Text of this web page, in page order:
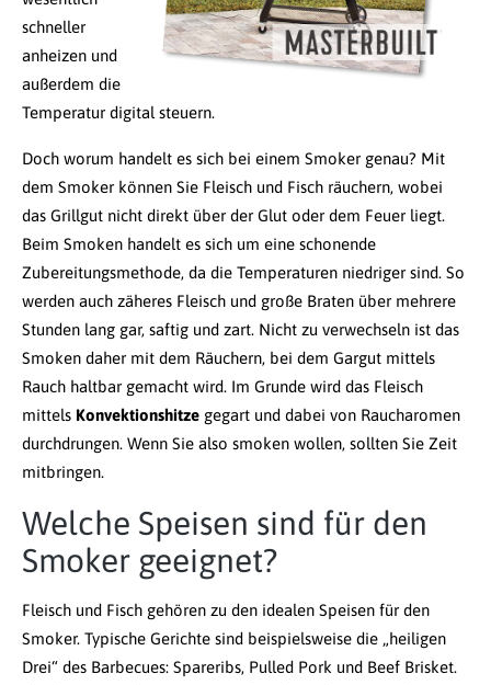
schneller
anheizen und
außerdem die
Temperatur digital steuern.
Doch worum handelt es sich bei einem Smoker genau? Mit
dem Smoker können Sie Fleisch und Fisch räuchern, wobei
das Grillgut nicht direkt über der Glut oder dem Feuer liegt.
Beim Smoken handelt es sich um eine schonende
Zubereitungsmethode, da die Temperaturen niedriger sind. So
werden auch zäheres Fleisch und große Braten über mehrere
Stunden lang gar, saftig und zart. Nicht zu verwechseln ist das
Smoken daher mit dem Räuchern, bei dem Gargut mittels
Rauch haltbar gemacht wird. Im Grunde wird das Fleisch
mittels Konvektionshitze gegart und dabei von Raucharomen
durchdrungen. Wenn Sie also smoken wollen, sollten Sie Zeit
mitbringen.
Welche Speisen sind für den
Smoker geeignet?
Fleisch und Fisch gehören zu den idealen Speisen für den
Smoker. Typische Gerichte sind beispielsweise die „heiligen
Drei“ des Barbecues: Spareribs, Pulled Pork und Beef Brisket.